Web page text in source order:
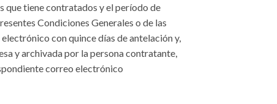
que tiene contratados y el período de
Condiciones Generales o de las
con quince días de antelación y,
y archivada por la persona contratante,
correo electrónico